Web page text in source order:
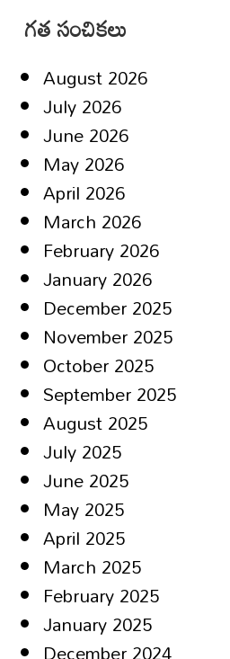
గత సంచికలు
August 2026
July 2026
June 2026
May 2026
April 2026
March 2026
February 2026
January 2026
December 2025
November 2025
October 2025
September 2025
August 2025
July 2025
June 2025
May 2025
April 2025
March 2025
February 2025
January 2025